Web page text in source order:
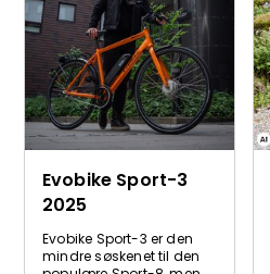
Evobike Sport-3
2025
Evobike Sport-3 er den
mindre søskenet til den